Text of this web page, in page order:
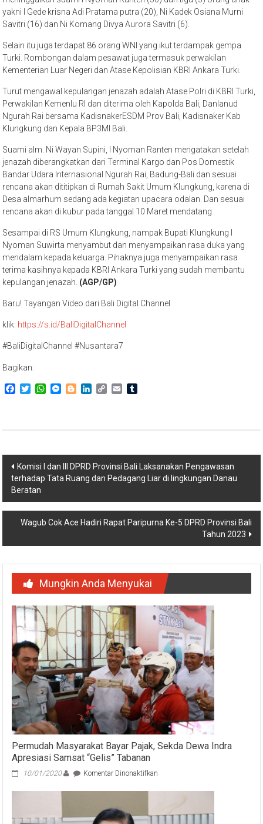
yakni I Gede krisna Adi Pratama putra (20), Ni Kadek Osiana Murni
Savitri (16) dan Ni Komang Divya Aurora Savitri (6).
Selain itu juga terdapat 86 orang WNI yang ikut terdampak gempa
Turki. Rombongan dalam pesawat juga termasuk perwakilan
Kementerian Luar Negeri dan Atase Kepolisian KBRI Ankara Turki.
Turut mengawal kepulangan jenazah adalah Atase Polri di KBRI Turki,
Perwakilan Kemenlu RI dan diterima oleh Kapolda Bali, Danlanud
Ngurah Rai bersama KadisnakerESDM Prov Bali, Kadisnaker Kab
Klungkung dan Kepala BP3MI Bali.
Suami alm. Ni Wayan Supini, I Nyoman Ranten mengatakan setelah
jenazah diberangkatkan dari Terminal Kargo dan Pos Domestik
Bandar Udara Internasional Ngurah Rai, Badung-Bali dan sesuai
rencana akan dititipkan di Rumah Sakit Umum Klungkung, karena di
Desa almarhum sedang ada kegiatan upacara odalan. Dan sesuai
rencana akan di kubur pada tanggal 10 Maret mendatang
Sesampai di RS Umum Klungkung, nampak Bupati Klungkung I
Nyoman Suwirta menyambut dan menyampaikan rasa duka yang
mendalam kepada keluarga. Pihaknya juga menyampaikan rasa
terima kasihnya kepada KBRI Ankara Turki yang sudah membantu
kepulangan jenazah. (AGP/GP)
Baru! Tayangan Video dari Bali Digital Channel
klik: https://s.id/BaliDigitalChannel
#BaliDigitalChannel #Nusantara7
Bagikan:
Facebook
TwitterWhatsApp
Messenger
BloggerLinkedIn
CopyEmail
Navigasi
pos
Komisi I dan III DPRD Provinsi Bali Laksanakan Pengawasan
terhadap Tata Ruang dan Pedagang Liar di lingkungan Danau
Beratan
Wagub Cok Ace Hadiri Rapat Paripurna Ke-5 DPRD Provinsi Bali
Tahun 2023
Mungkin Anda Menyukai
Permudah Masyarakat Bayar Pajak, Sekda Dewa Indra
Apresiasi Samsat “Gelis” Tabanan
10/01/2020 Komentar Dinonaktifkan
Masyarakat
Pajak,